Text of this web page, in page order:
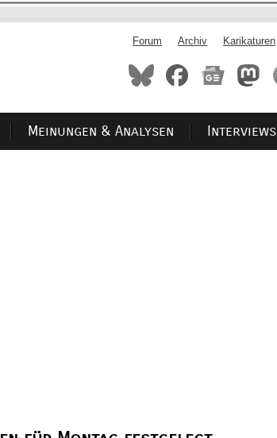
Forum Archiv Karikaturen
Meinungen & Analysen Interviews